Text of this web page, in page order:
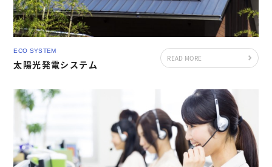
ECO SYSTEM
太陽光発電システム READ MORE